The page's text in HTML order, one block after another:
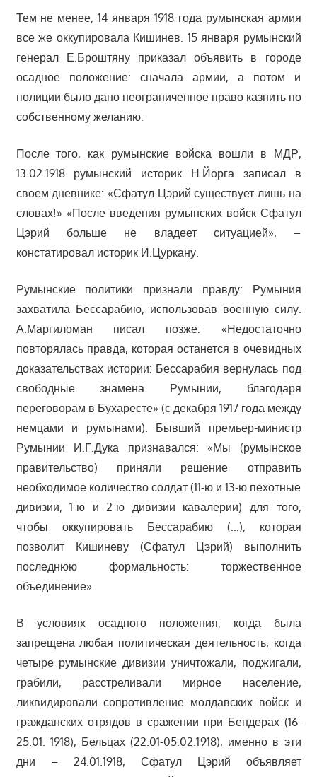
Тем не менее, 14 января 1918 года румынская армия
все же оккупировала Кишинев. 15 января румынский
генерал Е.Броштяну приказал объявить в городе
осадное положение: сначала армии, а потом и
полиции было дано неограниченное право казнить по
собственному желанию.
После того, как румынские войска вошли в МДР,
13.02.1918 румынский историк Н.Йорга записал в
своем дневнике: «Сфатул Цэрий существует лишь на
словах!» «После введения румынских войск Сфатул
Цэрий больше не владеет ситуацией», –
констатировал историк И.Цуркану.
Румынские политики признали правду: Румыния
захватила Бессарабию, использовав военную силу.
А.Маргиломан писал позже: «Недостаточно
повторялась правда, которая останется в очевидных
доказательствах истории: Бессарабия вернулась под
свободные знамена Румынии, благодаря
переговорам в Бухаресте» (с декабря 1917 года между
немцами и румынами). Бывший премьер-министр
Румынии И.Г.Дука признавался: «Мы (румынское
правительство) приняли решение отправить
необходимое количество солдат (11-ю и 13-ю пехотные
дивизии, 1-ю и 2-ю дивизии кавалерии) для того,
чтобы оккупировать Бессарабию (…), которая
позволит Кишиневу (Сфатул Цэрий) выполнить
последнюю формальность: торжественное
объединение».
В условиях осадного положения, когда была
запрещена любая политическая деятельность, когда
четыре румынские дивизии уничтожали, поджигали,
грабили, расстреливали мирное население,
ликвидировали сопротивление молдавских войск и
гражданских отрядов в сражении при Бендерах (16-
25.01. 1918), Бельцах (22.01-05.02.1918), именно в эти
дни – 24.01.1918, Сфатул Цэрий объявляет